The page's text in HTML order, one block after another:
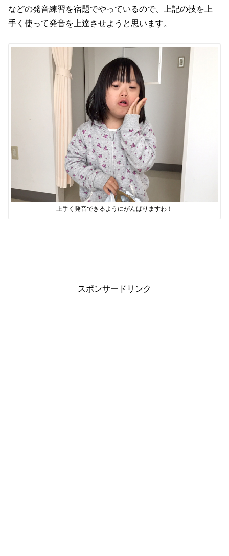
などの発音練習を宿題でやっているので、上記の技を上
手く使って発音を上達させようと思います。
上手く発音できるようにがんばりますわ！
スポンサードリンク